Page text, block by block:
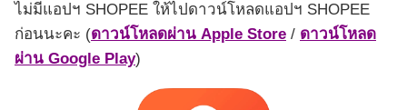
ไม่มีแอปฯ SHOPEE ให้ไปดาวน์โหลดแอปฯ SHOPEE
ก่อนนะคะ (ดาวน์โหลดผ่าน Apple Store / ดาวน์โหลด
ผ่าน Google Play)